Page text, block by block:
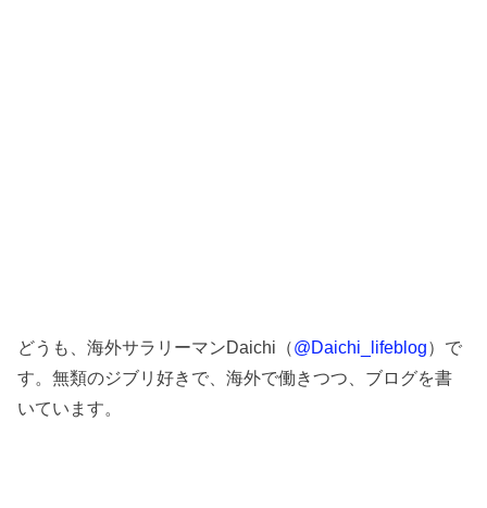
どうも、海外サラリーマンDaichi（@Daichi_lifeblog）で
す。無類のジブリ好きで、海外で働きつつ、ブログを書
いています。